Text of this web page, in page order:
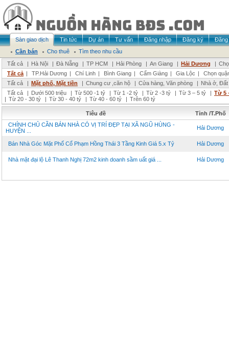
Sàn giao dịch Tin tức Dự án Tư vấn Đăng nhập Đăng ký
Đăng
Cần bán
Cho thuê
Tìm theo nhu cầu
Tất cả
| Hà Nội | Đà Nẵng | TP HCM | Hải Phòng | An Giang | Hải Dương |
Tất cả | TP.Hải Dương | Chí Linh | Bình Giang | Cẩm Giàng | Gia Lộc |
Chọn
Tất cả
| Mặt phố, Mặt tiền | Chung cư ,căn hộ | Cửa hàng, Văn phòng | Nhà ở,
Tất cả
| Dưới 500 triệu | Từ 500 -1 tỷ | Từ 1 -2 tỷ | Từ 2 -3 tỷ | Từ 3 – 5 tỷ | Từ 5
| Từ 20 - 30 tỷ | Từ 30 - 40 tỷ | Từ 40 - 60 tỷ | Trên 60 tỷ
Tiêu đề
Tỉnh /T.Phố
CHÍNH CHỦ CẦN BÁN NHÀ CÓ VỊ TRÍ ĐẸP TẠI XÃ NGŨ HÙNG -
HUYỆN ...
Hải Dương
Bán Nhà Góc Mặt Phố Cổ Phạm Hồng Thái 3 Tầng Kinh Giá 5.x Tỷ Hải Dương
Nhà mặt đại lộ Lê Thanh Nghị 72m2 kinh doanh sầm uất giá ... Hải Dương